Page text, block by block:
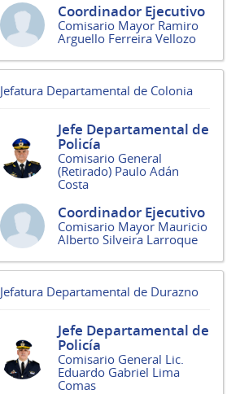
Coordinador Ejecutivo
Comisario Mayor Ramiro
Arguello Ferreira Vellozo
Jefatura Departamental de Colonia
Jefe Departamental de
Policía
Comisario General
(Retirado) Paulo Adán
Costa
Coordinador Ejecutivo
Comisario Mayor Mauricio
Alberto Silveira Larroque
Jefatura Departamental de Durazno
Jefe Departamental de
Policía
Comisario General Lic.
Eduardo Gabriel Lima
Comas